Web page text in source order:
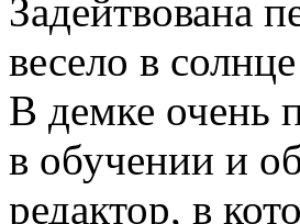
Задейтвована
весело в
В демке очень
в обучении и
редактор, в